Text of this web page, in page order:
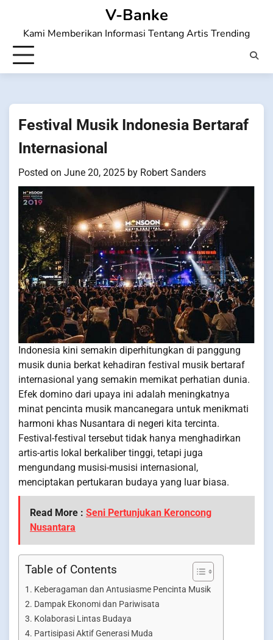
content
V-Banke
Kami Memberikan Informasi Tentang Artis Trending
Festival Musik Indonesia Bertaraf
Internasional
Posted on June 20, 2025 by Robert Sanders
Indonesia kini semakin diperhitungkan di panggung
musik dunia berkat kehadiran festival musik bertaraf
internasional yang semakin memikat perhatian dunia.
Efek domino dari upaya ini adalah meningkatnya
minat pencinta musik mancanegara untuk menikmati
harmoni khas Nusantara di negeri kita tercinta.
Festival-festival tersebut tidak hanya menghadirkan
artis-artis lokal berkaliber tinggi, tetapi juga
mengundang musisi-musisi internasional,
menciptakan pertukaran budaya yang luar biasa.
Read More : Seni Pertunjukan Keroncong
Nusantara
Table of Contents
Keberagaman dan Antusiasme Pencinta Musik
Dampak Ekonomi dan Pariwisata
Kolaborasi Lintas Budaya
Partisipasi Aktif Generasi Muda